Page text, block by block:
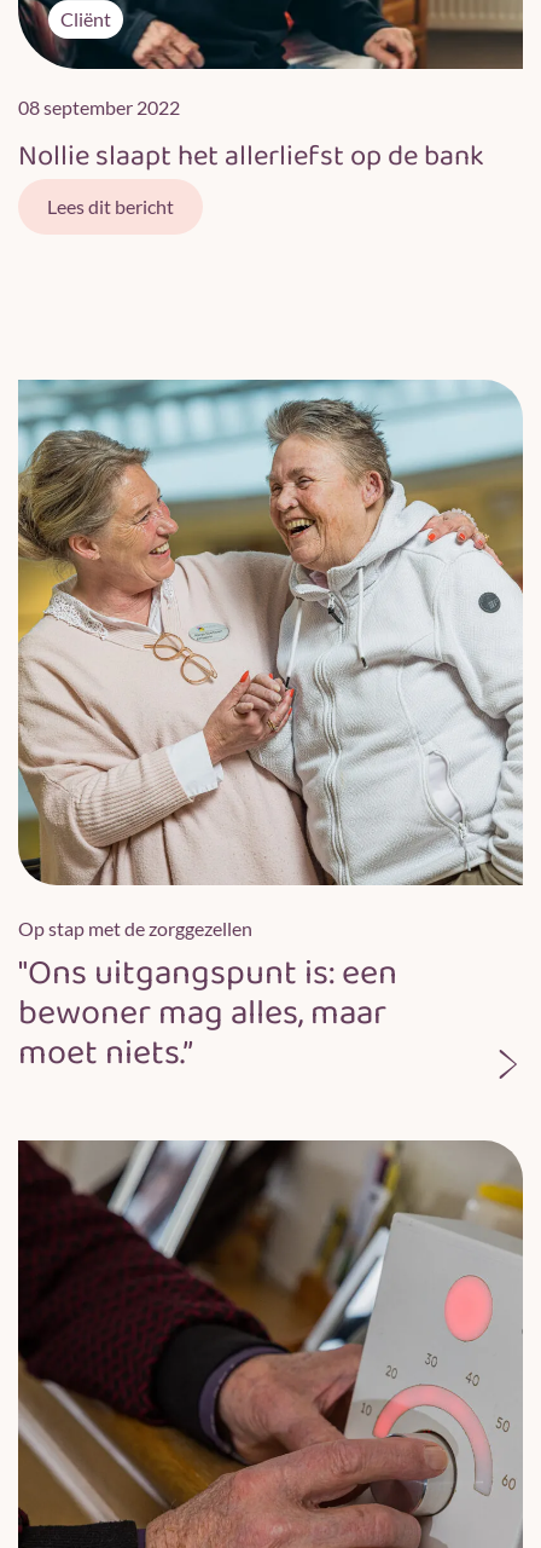
Cliënt
08 september 2022
Nollie slaapt het allerliefst op de bank
Lees dit bericht
"Ons uitgangspunt is: een
bewoner mag alles, maar
moet niets.”
Op stap met de zorggezellen